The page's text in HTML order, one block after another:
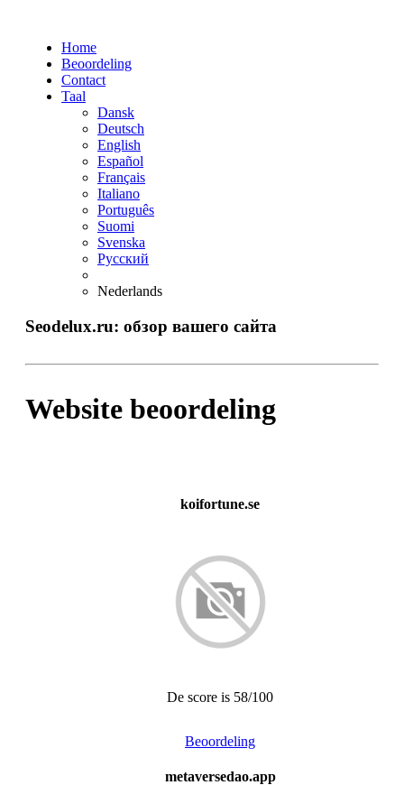
Home
Beoordeling
Contact
Taal
Dansk
Deutsch
English
Español
Français
Italiano
Português
Suomi
Svenska
Русский
Nederlands
Seodelux.ru: обзор вашего сайта
Website beoordeling
koifortune.se
De score is 58/100
Beoordeling
metaversedao.app